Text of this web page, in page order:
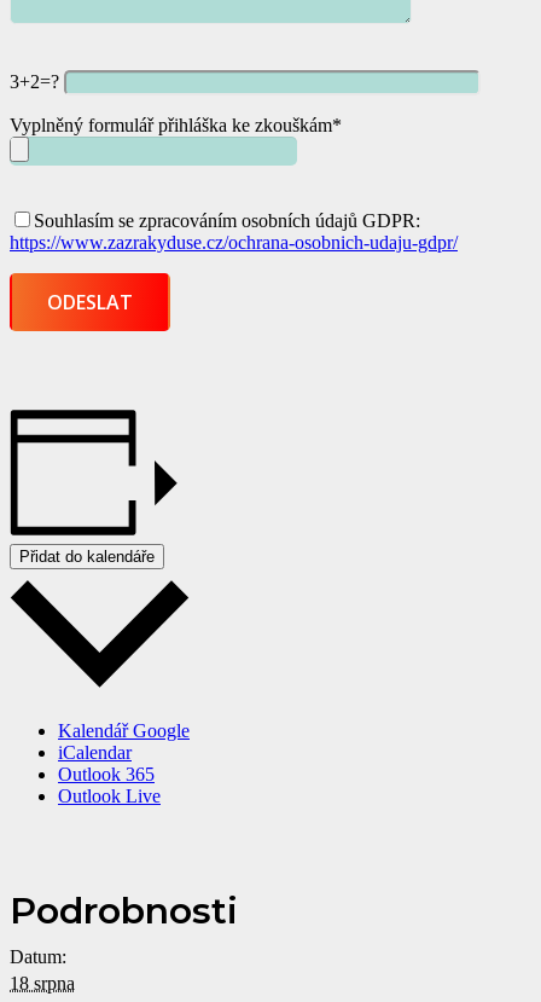
3+2=?
Vyplněný formulář přihláška ke zkouškám*
Souhlasím se zpracováním osobních údajů GDPR:
https://www.zazrakyduse.cz/ochrana-osobnich-udaju-gdpr/
Přidat do kalendáře
Kalendář Google
iCalendar
Outlook 365
Outlook Live
Podrobnosti
Datum:
18 srpna